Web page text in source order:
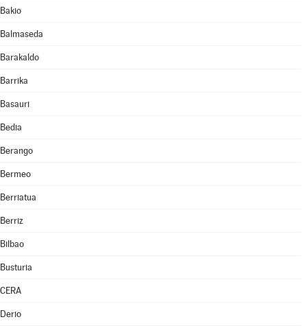
Bakio
Balmaseda
Barakaldo
Barrika
Basauri
Bedia
Berango
Bermeo
Berriatua
Berriz
Bilbao
Busturia
CERA
Derio